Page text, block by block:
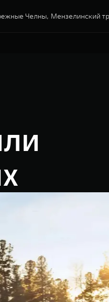
Челны, Мензелинский